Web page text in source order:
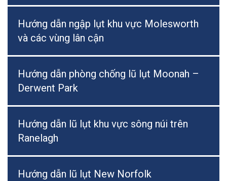
Hướng dẫn ngập lụt khu vực Molesworth
và các vùng lân cận
Hướng dẫn phòng chống lũ lụt Moonah –
Derwent Park
Hướng dẫn lũ lụt khu vực sông núi trên
Ranelagh
Hướng dẫn lũ lụt New Norfolk